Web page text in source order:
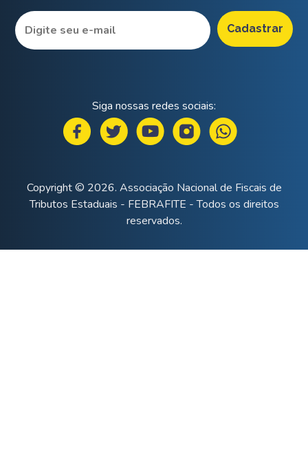
Siga nossas redes sociais:
Copyright © 2026. Associação Nacional de Fiscais de
Tributos Estaduais - FEBRAFITE - Todos os direitos
reservados.